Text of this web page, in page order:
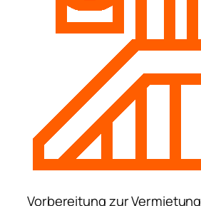
Vorbereitung zur Vermietung